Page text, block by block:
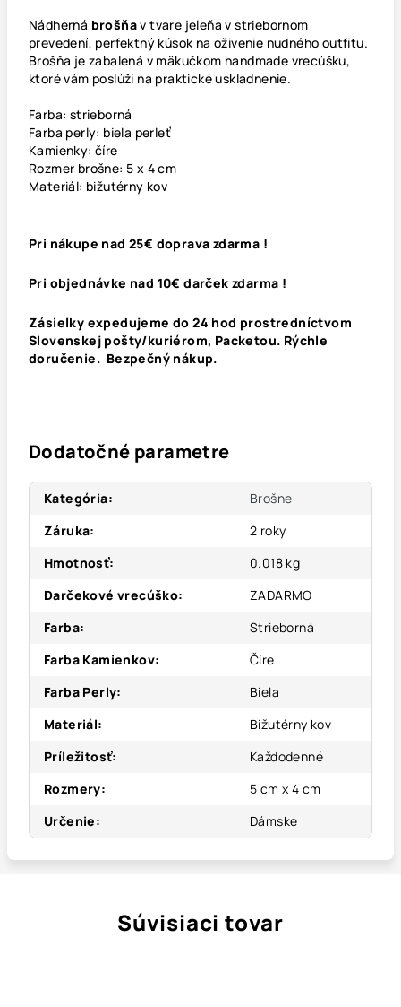
Nádherná brošňav tvare jeleňa v striebornom
prevedení, perfektný kúsok na oživenie nudného outfitu.
Brošňa je zabalená v mäkučkom handmade vrecúšku,
ktoré vám poslúži na praktické uskladnenie.
Farba: strieborná
Farba perly: biela perleť
Kamienky: číre
Rozmer brošne: 5 x 4 cm
Materiál: bižutérny kov
Pri nákupe nad 25€ doprava zdarma !
Pri objednávke nad 10€ darček zdarma !
Zásielky expedujeme do 24 hod prostredníctvom
Slovenskej pošty/kuriérom, Packetou. Rýchle
doručenie. Bezpečný nákup.
Dodatočné parametre
Kategória:
Brošne
Záruka:
2 roky
Hmotnosť:
0.018 kg
Darčekové vrecúško:
ZADARMO
Farba:
Strieborná
Farba Kamienkov:
Číre
Farba Perly:
Biela
Materiál:
Bižutérny kov
Príležitosť:
Každodenné
Rozmery:
5 cm x 4 cm
Určenie: Dámske
Súvisiaci tovar